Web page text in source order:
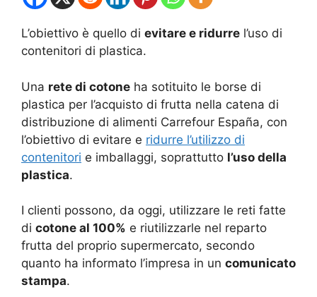
L’obiettivo è quello di evitare e ridurre l’uso di
contenitori di plastica.
Una rete di cotone ha sotituito le borse di
plastica per l’acquisto di frutta nella catena di
distribuzione di alimenti Carrefour España, con
l’obiettivo di evitare e ridurre l’utilizzo di
contenitori e imballaggi, soprattutto l’uso della
plastica.
I clienti possono, da oggi, utilizzare le reti fatte
di cotone al 100% e riutilizzarle nel reparto
frutta del proprio supermercato, secondo
quanto ha informato l’impresa in un comunicato
stampa.